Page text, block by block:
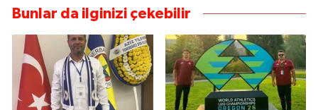
Bunlar da ilginizi çekebilir